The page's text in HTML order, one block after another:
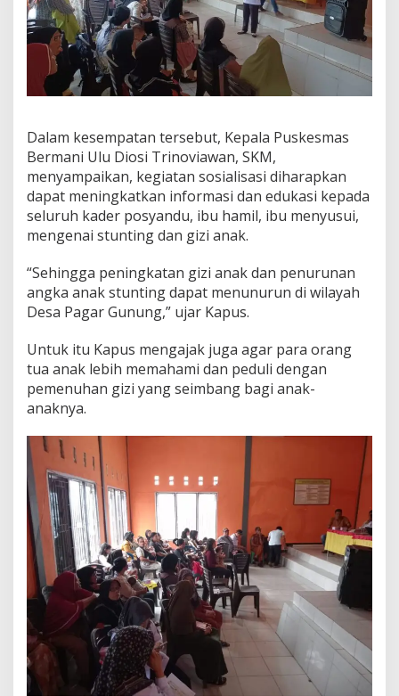
Dalam kesempatan tersebut, Kepala Puskesmas
Bermani Ulu Diosi Trinoviawan, SKM,
menyampaikan, kegiatan sosialisasi diharapkan
dapat meningkatkan informasi dan edukasi kepada
seluruh kader posyandu, ibu hamil, ibu menyusui,
mengenai stunting dan gizi anak.
“Sehingga peningkatan gizi anak dan penurunan
angka anak stunting dapat menunurun di wilayah
Desa Pagar Gunung,” ujar Kapus.
Untuk itu Kapus mengajak juga agar para orang
tua anak lebih memahami dan peduli dengan
pemenuhan gizi yang seimbang bagi anak-
anaknya.